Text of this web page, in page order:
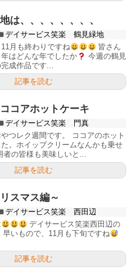
は、、、、、、、、
デイサービス笑楽 鶴見緑地
月も終わりですね
皆さん
はどんな年でしたか
今週の鶴見
成作品です...
記事を読む
コアホットケーキ
デイサービス笑楽 門真
つレク週間です。 ココアのホット
。ホイップクリームなんかも乗せ
者の皆様も美味しいと...
記事を読む
スマス編～
デイサービス笑楽 西田辺
デイサービス笑楽西田辺の
いもので、11月も下旬ですね
記事を読む